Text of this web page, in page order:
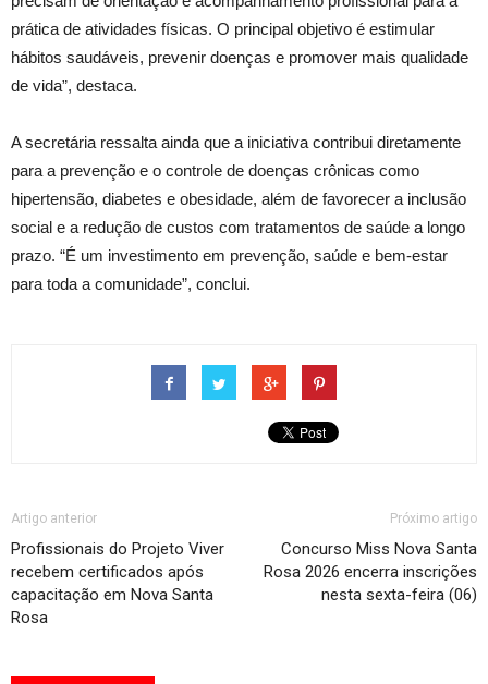
prática de atividades físicas. O principal objetivo é estimular
hábitos saudáveis, prevenir doenças e promover mais qualidade
de vida”, destaca.
A secretária ressalta ainda que a iniciativa contribui diretamente
para a prevenção e o controle de doenças crônicas como
hipertensão, diabetes e obesidade, além de favorecer a inclusão
social e a redução de custos com tratamentos de saúde a longo
prazo. “É um investimento em prevenção, saúde e bem-estar
para toda a comunidade”, conclui.
Artigo anterior
Profissionais do Projeto Viver
recebem certificados após
capacitação em Nova Santa
Rosa
Próximo artigo
Concurso Miss Nova Santa
Rosa 2026 encerra inscrições
nesta sexta-feira (06)